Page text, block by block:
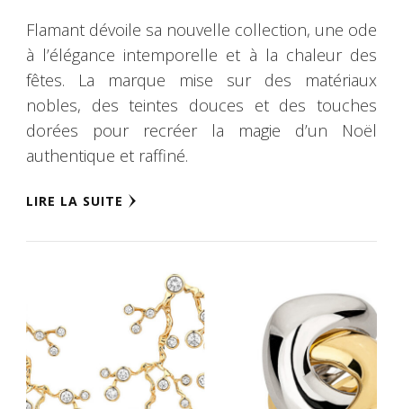
Flamant dévoile sa nouvelle collection, une ode
à l’élégance intemporelle et à la chaleur des
fêtes. La marque mise sur des matériaux
nobles, des teintes douces et des touches
dorées pour recréer la magie d’un Noël
authentique et raffiné.
LIRE LA SUITE